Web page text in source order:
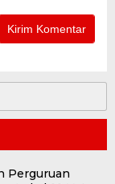
Perguruan